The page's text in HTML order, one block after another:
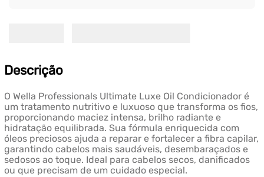
Descrição
O Wella Professionals Ultimate Luxe Oil Condicionador é
um tratamento nutritivo e luxuoso que transforma os fios,
proporcionando maciez intensa, brilho radiante e
hidratação equilibrada. Sua fórmula enriquecida com
óleos preciosos ajuda a reparar e fortalecer a fibra capilar,
garantindo cabelos mais saudáveis, desembaraçados e
sedosos ao toque. Ideal para cabelos secos, danificados
ou que precisam de um cuidado especial.